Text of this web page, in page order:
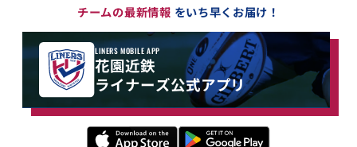
チームの最新情報 をいち早くお届け！
LINERS MOBILE APP
花園近鉄
ライナーズ公式アプリ